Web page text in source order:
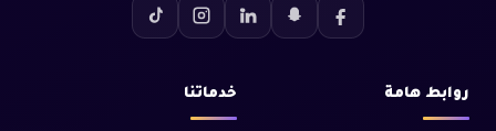
روابط هامة خدماتنا